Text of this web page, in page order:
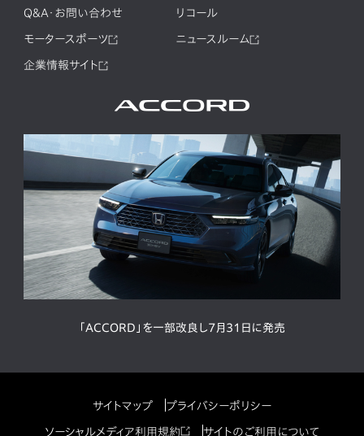
Q&A・お問い合わせ リコール
モータースポーツ ニュースルーム
企業情報サイト
「ACCORD」を一部改良し7月31日に発売
サイトマップ プライバシーポリシー
ソーシャルメディア利用規約 サイトのご利用について